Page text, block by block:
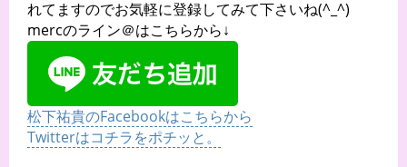
れてますのでお気軽に登録してみて下さいね(^_^)
mercのライン＠はこちらから↓
松下祐貴のFacebookはこちらから
Twitterはコチラをポチッと。